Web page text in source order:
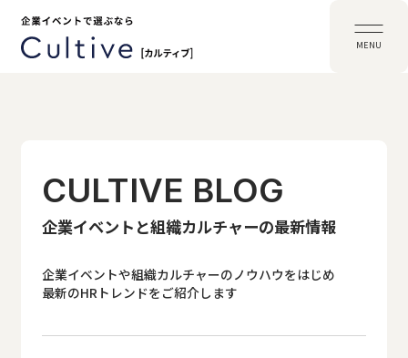
MENU
CULTIVE BLOG
企業イベントと組織カルチャーの最新情報
企業イベントや組織カルチャーのノウハウをはじめ
最新のHRトレンドをご紹介します